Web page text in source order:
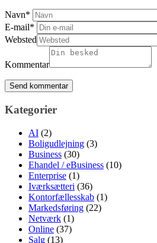
Navn*
E-mail*
Websted
Kommentar
Kategorier
AI (2)
Boligudlejning (3)
Business (30)
Ehandel / eBusiness (10)
Enterprise (1)
Iværksætteri (36)
Kontorfællesskab (1)
Markedsføring (22)
Netværk (1)
Online (37)
Salg (13)